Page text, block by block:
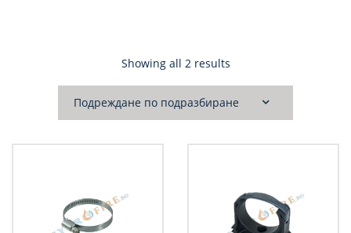
Showing all 2 results